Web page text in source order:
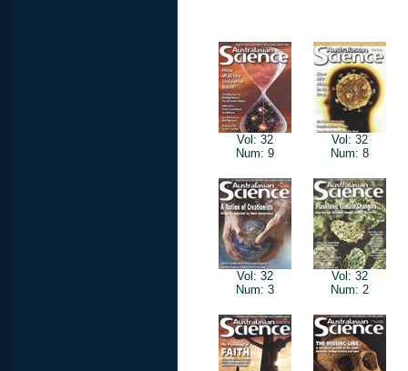
Vol: 32
Num: 9
Vol: 32
Num: 8
Vol: 32
Num: 3
Vol: 32
Num: 2